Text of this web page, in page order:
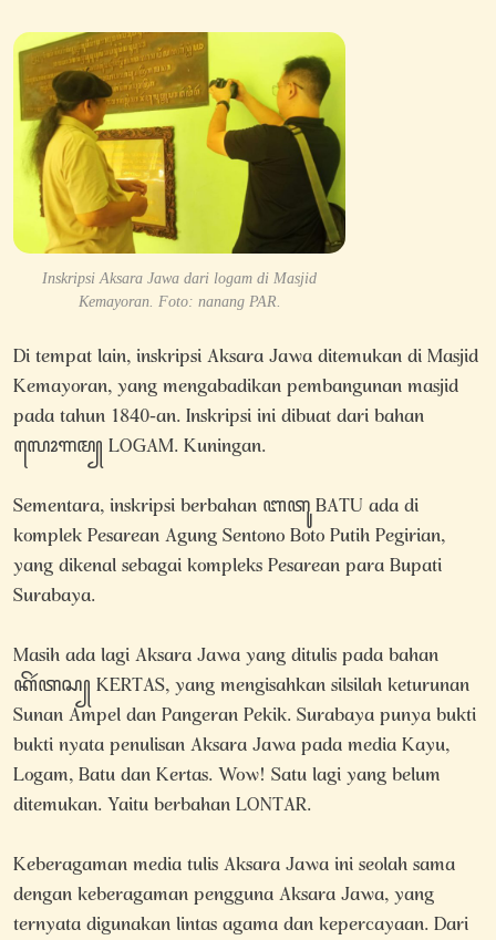
Inskripsi Aksara Jawa dari logam di Masjid
Kemayoran. Foto: nanang PAR.
Di tempat lain, inskripsi Aksara Jawa ditemukan di Masjid
Kemayoran, yang mengabadikan pembangunan masjid
pada tahun 1840-an. Inskripsi ini dibuat dari bahan
ꦭꦺꦴꦒꦩ꧀ LOGAM. Kuningan.
Sementara, inskripsi berbahan ꦧꦠꦸ BATU ada di
komplek Pesarean Agung Sentono Boto Putih Pegirian,
yang dikenal sebagai kompleks Pesarean para Bupati
Surabaya.
Masih ada lagi Aksara Jawa yang ditulis pada bahan
ꦏꦼꦂꦠꦱ꧀ KERTAS, yang mengisahkan silsilah keturunan
Sunan Ampel dan Pangeran Pekik. Surabaya punya bukti
bukti nyata penulisan Aksara Jawa pada media Kayu,
Logam, Batu dan Kertas. Wow! Satu lagi yang belum
ditemukan. Yaitu berbahan LONTAR.
Keberagaman media tulis Aksara Jawa ini seolah sama
dengan keberagaman pengguna Aksara Jawa, yang
ternyata digunakan lintas agama dan kepercayaan. Dari